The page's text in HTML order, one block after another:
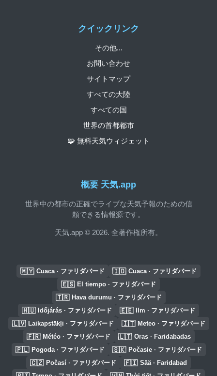
概要 天気.app
世界中の都市の正確でライブな天気予報のための信
頼できる情報源です。
天気.app © 2026. 全著作権所有。
クイックリンク
その他...
お問い合わせ
サイトマップ
すべての大陸
すべての国
世界の首都都市
🧩 無料天気ウィジェット
🇲🇾 Cuaca · ファリダバード 🇮🇩 Cuaca · ファリダバード
🇪🇸 El tiempo · ファリダバード
🇹🇷 Hava durumu · ファリダバード
🇭🇺 Időjárás · ファリダバード 🇪🇪 Ilm · ファリダバード
🇱🇻 Laikapstākļi · ファリダバード 🇮🇹 Meteo · ファリダバード
🇫🇷 Météo · ファリダバード 🇱🇹 Oras · Faridabadas
🇵🇱 Pogoda · ファリダバード 🇸🇰 Počasie · ファリダバード
🇨🇿 Počasí · ファリダバード 🇫🇮 Sää · Faridabad